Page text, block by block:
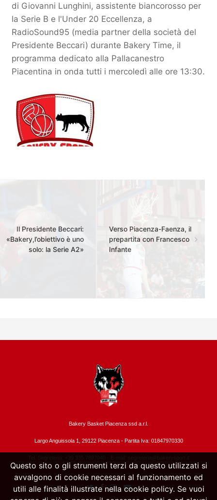
di Giovanni Lunghini, assistente biancorosso per
la Serie B e l'Under 20 Eccellenza, a
RadioSound95 (media partner della società del
Presidente Beccari) durante Bakery Time, il
programma dedicato alla Pallacanestro
Piacentina in onda tutti i mercoledì alle ore 13:30.
Il Presidente Beccari:
«Bakery,l’obiettivo è uno
solo: la Serie A2»
Verso Piacenza-Faenza, il
prepartita con Francesco
Infante
Bakery Basket Piacenza ssd a.r.l.
Largo Anguissola 1, 29122 Piacenza - Partita Iva: 01847970330
Tel. Segreteria: +39 335.7897040 - E-mail: segreteria@bakerysport.it
Questo sito o gli strumenti terzi da questo utilizzati si
avvalgono di cookie necessari al funzionamento ed
utili alle finalità illustrate nella cookie policy. Se vuoi